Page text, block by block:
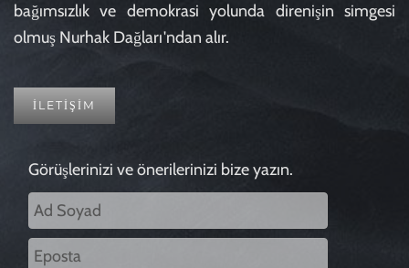
bağımsızlık ve demokrasi yolunda direnişin simgesi
olmuş Nurhak Dağları'ndan alır.
İLETİŞİM
Görüşlerinizi ve önerilerinizi bize yazın.